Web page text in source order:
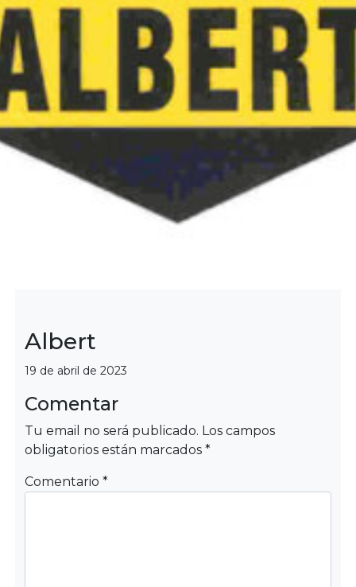
Albert
Categorías
19 de abril de 2023
Comentar
Tu email no será publicado. Los campos
obligatorios están marcados *
Comentario *